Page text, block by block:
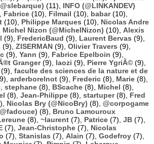
(11), INFO (@LINKANDEV)
Fabrice (10), Filmail (10), babar(10),
(10), Philippe Marques (10), Nicolas Andre
Michel Nizon (@MichelNizon) (10), Alexis
(9), FredericBaud (9), Laurent Bervas (9),
(9), ZISERMAN (9), Olivier Travers (9),
(9), Yann (9), Fabrice Epelboin (9),
Granger(9), laozi (9), Pierre YgriÃ© (9),
(9), faculte des sciences de la nature et de
arderborelnot (9), Frederic (8), Marie (8),
stephane (8), BScache (8), Michel (8),
(8), Jean-Philippe (8), startuper(8), Fred
Nicolas Bry (@NicoBry) (8), @corpogame
(8), Bruno Lamouroux
(8), ~laurent (7), Patrice (7), JB (7),
(7), Jean-Christophe (7), Nicolas
(7), Stanislas (7), Alain (7), Godefroy (7),